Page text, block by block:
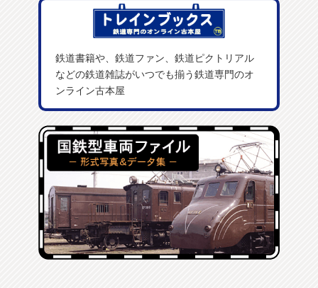
鉄道書籍や、鉄道ファン、鉄道ピクトリアル
などの鉄道雑誌がいつでも揃う鉄道専門のオ
ンライン古本屋